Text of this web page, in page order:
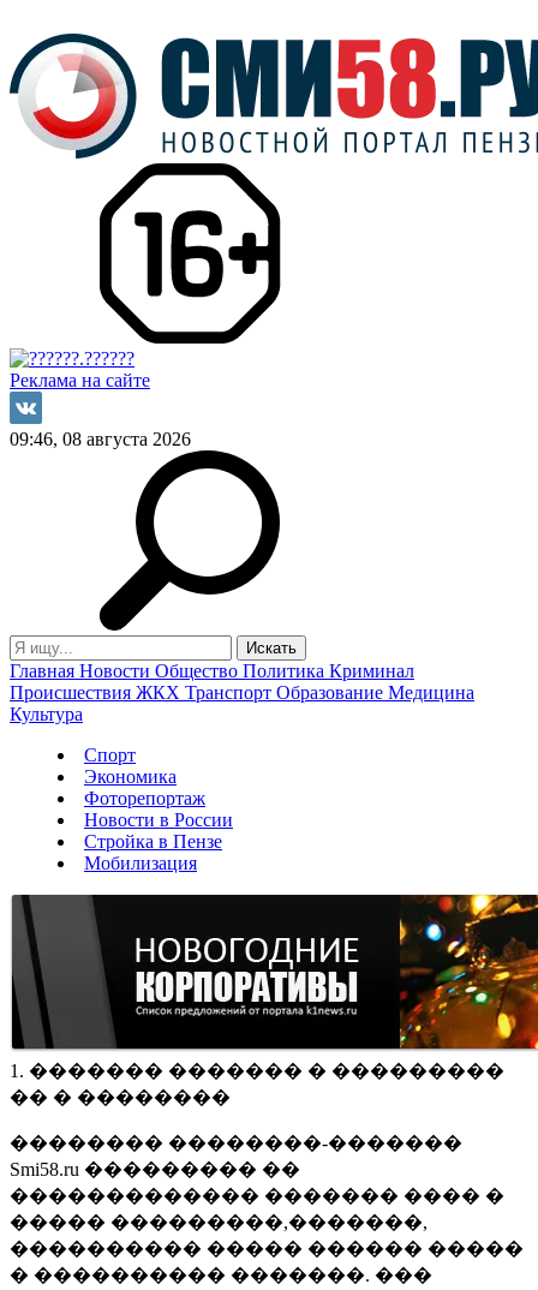
Реклама на сайте
09:46, 08 августа 2026
Главная Новости Общество Политика Криминал
Происшествия ЖКХ Транспорт Образование Медицина
Культура
Спорт
Экономика
Фоторепортаж
Новости в России
Стройка в Пензе
Мобилизация
1. ������� ������� � ���������
�� � ��������
�������� ��������-�������
Smi58.ru ��������� ��
������������� ������� ���� �
����� ���������,�������,
���������� ����� ������ �����
� ���������� �������. ���